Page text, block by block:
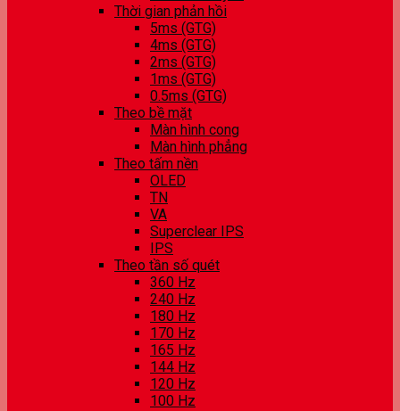
Thời gian phản hồi
5ms (GTG)
4ms (GTG)
2ms (GTG)
1ms (GTG)
0.5ms (GTG)
Theo bề mặt
Màn hình cong
Màn hình phẳng
Theo tấm nền
OLED
TN
VA
Superclear IPS
IPS
Theo tần số quét
360 Hz
240 Hz
180 Hz
170 Hz
165 Hz
144 Hz
120 Hz
100 Hz